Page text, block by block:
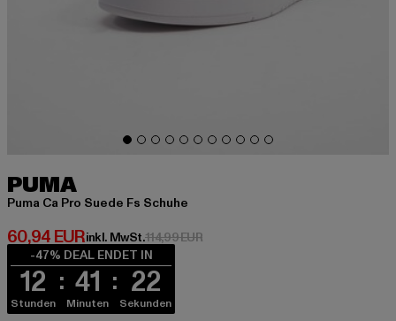
PUMA
Puma Ca Pro Suede Fs Schuhe
60,94 EUR
Derzeitiger Preis: 60,94 EUR
inkl. MwSt.114,99 EURAktionspreis: 114,99 EUR
-47% DEAL ENDET IN
12
Stunden
41
Minuten
21
Sekunden